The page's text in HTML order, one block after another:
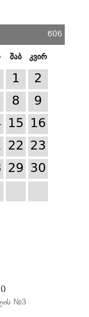
წინ
შაბ კვირ
1
2
8
9
15 16
22 23
29 30
№3